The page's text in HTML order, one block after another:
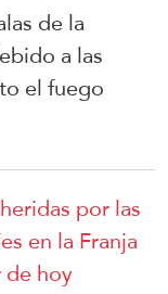
de la
a las
el fuego
por las
en la Franja
hoy